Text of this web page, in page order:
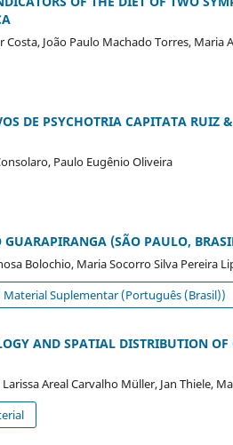
Costa, João Paulo Machado Torres, Maria
DE PSYCHOTRIA CAPITATA RUIZ
Paulo Eugênio Oliveira
(SÃO PAULO,
Bolochio, Maria Socorro Silva Pereira
Material Suplementar (Português (Brasil))
AND SPATIAL DISTRIBUTION
Areal Carvalho Müller, Jan Thiele,